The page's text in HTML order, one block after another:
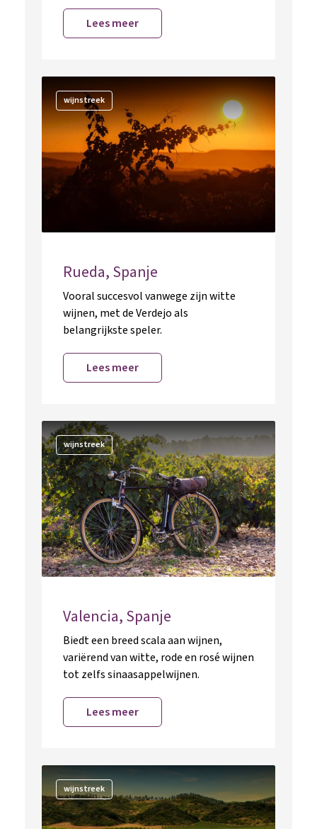
Lees meer
wijnstreek
Rueda, Spanje
Vooral succesvol vanwege zijn witte
wijnen, met de Verdejo als
belangrijkste speler.
Lees meer
wijnstreek
Valencia, Spanje
Biedt een breed scala aan wijnen,
variërend van witte, rode en rosé wijnen
tot zelfs sinaasappelwijnen.
Lees meer
wijnstreek